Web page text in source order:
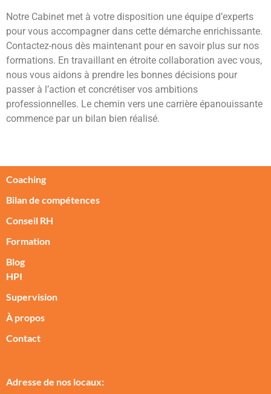
Notre Cabinet met à votre disposition une équipe d’experts
pour vous accompagner dans cette démarche enrichissante.
Contactez-nous dès maintenant pour en savoir plus sur nos
formations. En travaillant en étroite collaboration avec vous,
nous vous aidons à prendre les bonnes décisions pour
passer à l’action et concrétiser vos ambitions
professionnelles. Le chemin vers une carrière épanouissante
commence par un bilan bien réalisé.
Coaching
Bilan de compétences
Conseil RH
Formation
Blog
HPI
Supervision
À propos
Contact
Adresse de nos locaux: